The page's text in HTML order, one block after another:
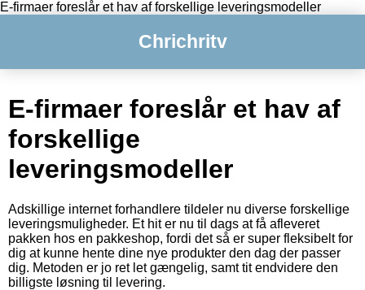
E-firmaer foreslår et hav af forskellige leveringsmodeller
Chrichritv
E-firmaer foreslår et hav af
forskellige
leveringsmodeller
Adskillige internet forhandlere tildeler nu diverse forskellige
leveringsmuligheder. Et hit er nu til dags at få afleveret
pakken hos en pakkeshop, fordi det så er super fleksibelt for
dig at kunne hente dine nye produkter den dag der passer
dig. Metoden er jo ret let gængelig, samt tit endvidere den
billigste løsning til levering.